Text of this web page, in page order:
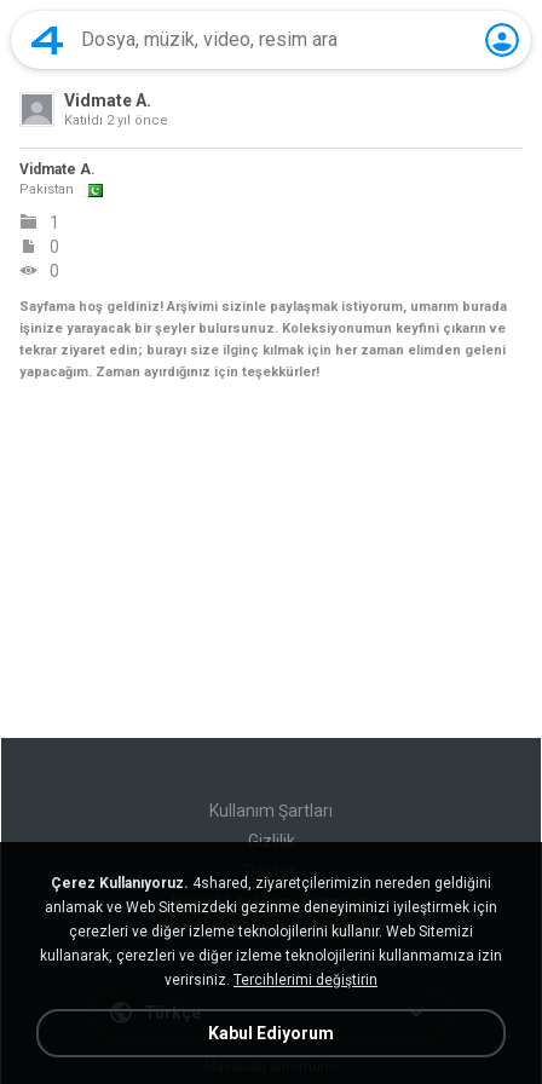
Vidmate A.
Katıldı 2 yıl önce
Vidmate A.
Pakistan
1
0
0
Sayfama hoş geldiniz! Arşivimi sizinle paylaşmak istiyorum, umarım burada
işinize yarayacak bir şeyler bulursunuz. Koleksiyonumun keyfini çıkarın ve
tekrar ziyaret edin; burayı size ilginç kılmak için her zaman elimden geleni
yapacağım. Zaman ayırdığınız için teşekkürler!
Kullanım Şartları
Gizlilik
Kişisel bilgilerimi satmayın
Kişisel bilgilerimi paylaşmayın
Türkçe
Çerez Kullanıyoruz. 4shared, ziyaretçilerimizin nereden geldiğini
anlamak ve Web Sitemizdeki gezinme deneyiminizi iyileştirmek için
çerezleri ve diğer izleme teknolojilerini kullanır. Web Sitemizi
kullanarak, çerezleri ve diğer izleme teknolojilerini kullanmamıza izin
verirsiniz. Tercihlerimi değiştirin
Kabul Ediyorum